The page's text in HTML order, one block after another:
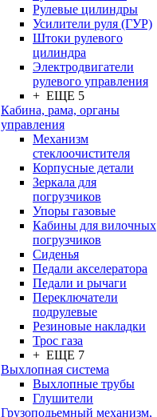
Рулевые цилиндры
Усилители руля (ГУР)
Штоки рулевого
цилиндра
Электродвигатели
рулевого управления
+ ЕЩЕ 5
Кабина, рама, органы
управления
Механизм
стеклоочистителя
Корпусные детали
Зеркала для
погрузчиков
Упоры газовые
Кабины для вилочных
погрузчиков
Сиденья
Педали акселератора
Педали и рычаги
Переключатели
подрулевые
Резиновые накладки
Трос газа
+ ЕЩЕ 7
Выхлопная система
Выхлопные трубы
Глушители
Грузоподьемный механизм,